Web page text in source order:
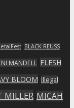
BLACK REUSS
MANDELL FLESH
BLOOM Illegal
MILLER MICAH